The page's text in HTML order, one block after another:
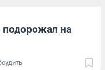
подорожал на